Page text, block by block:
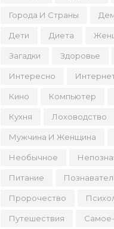
Города И Страны
Дети Диета
Загадки Здоровье
Интересно
Кино Компьютер
Кухня Лоховодство
Мужчина И Женщина
Необычное
Питание
Пророчество
Путешествия